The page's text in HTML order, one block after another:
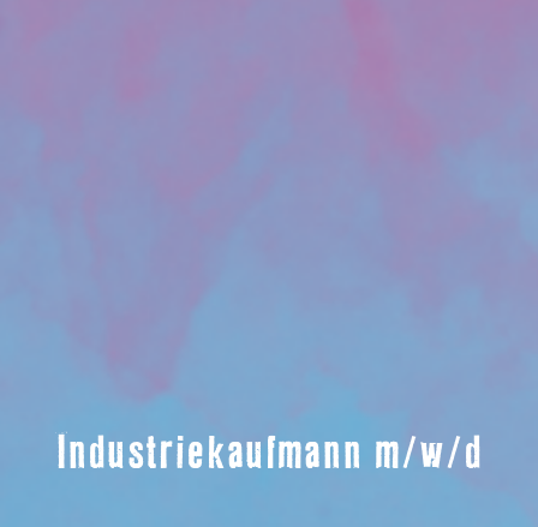
Industriekaufmann m/w/d